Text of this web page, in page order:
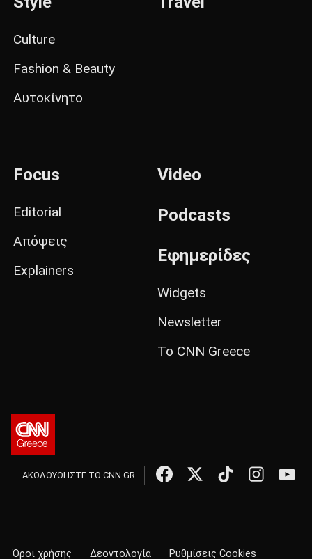
Culture
Fashion & Beauty
Αυτοκίνητο
Focus
Editorial
Απόψεις
Explainers
Video
Podcasts
Εφημερίδες
Widgets
Newsletter
Το CNN Greece
ΑΚΟΛΟΥΘΗΣΤΕ ΤΟ CNN.GR
Όροι χρήσης Δεοντολογία Ρυθμίσεις Cookies